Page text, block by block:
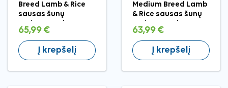
Breed Lamb & Rice
sausas šunų
65,99 €
Į krepšelį
Medium Breed Lamb
& Rice sausas šunų
63,99 €
Į krepšelį